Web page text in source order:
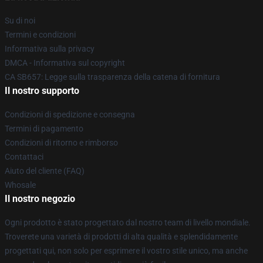
Su di noi
Termini e condizioni
Informativa sulla privacy
DMCA - Informativa sul copyright
CA SB657: Legge sulla trasparenza della catena di fornitura
Il nostro supporto
Condizioni di spedizione e consegna
Termini di pagamento
Condizioni di ritorno e rimborso
Contattaci
Aiuto del cliente (FAQ)
Whosale
Il nostro negozio
Ogni prodotto è stato progettato dal nostro team di livello mondiale.
Troverete una varietà di prodotti di alta qualità e splendidamente
progettati qui, non solo per esprimere il vostro stile unico, ma anche